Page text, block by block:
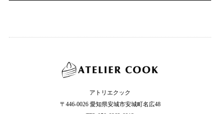
アトリエクック
〒446-0026 愛知県安城市安城町名広48